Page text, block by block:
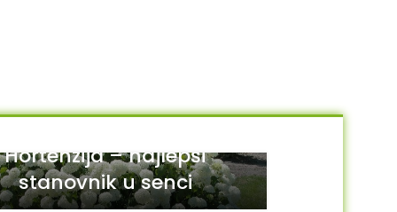
Hortenzija – najlepši
stanovnik u senci